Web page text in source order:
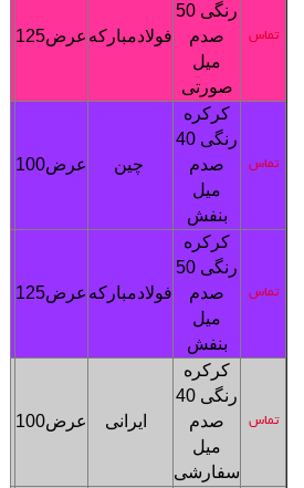
تماس
رنگی
50
صدم
میل
صورتی
فولادمبارکه عرض125
تماس
کرکره
رنگی 40
صدم
میل
بنفش
چین عرض100
تماس
کرکره
رنگی
50
صدم
میل
بنفش
فولادمبارکه عرض125
تماس
کرکره
رنگی 40
صدم
میل
سفارشی
ایرانی عرض100